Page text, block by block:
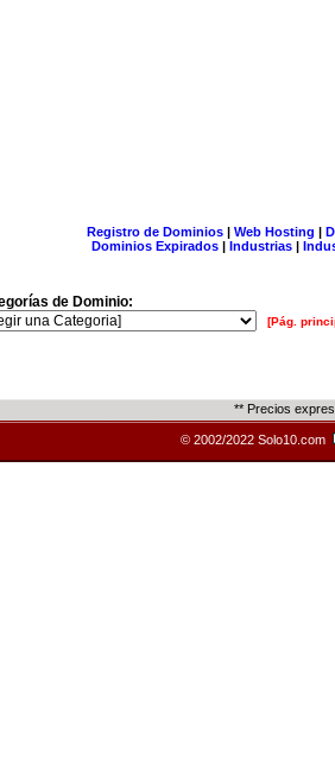
Registro de Dominios| Web Hosting |
Dominios Expirados | Industrias |
de Dominio:
[Pág.
** Precios
© 2002/2022 Solo10.com